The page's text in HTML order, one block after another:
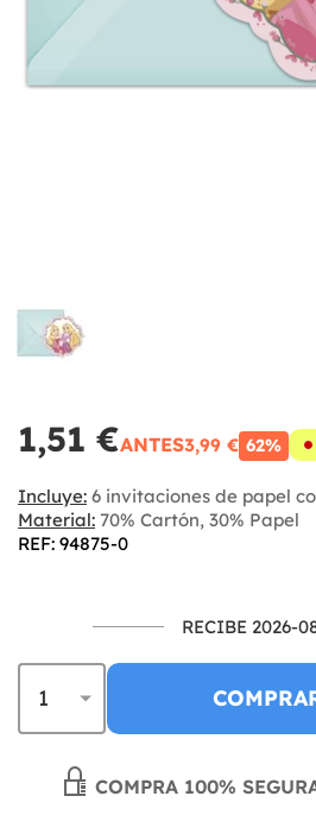
1,51 €ANTES3,99 € 62%
Incluye: 6 invitaciones de papel
Material: 70% Cartón, 30% Papel
REF: 94875-0
RECIBE 2026-
COMPRA 100%